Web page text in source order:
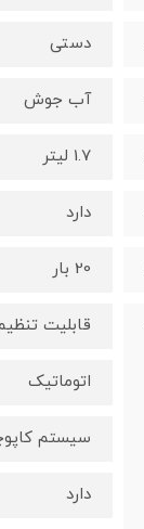
دستی
آب جوش
1.7 لیتر
دارد
20 بار
قابلیت
اتوماتیک
سیستم
دارد